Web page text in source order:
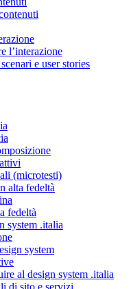
l’interazione
e user stories
(microtesti)
alta fedeltà
fedeltà
system .italia
system
al design system .italia
di sito e servizi